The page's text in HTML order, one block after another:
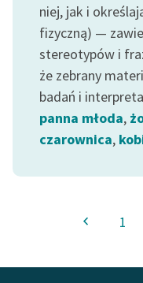
niej, jak i
fizyczną) —
stereotypów i
że zebrany
badań i
panna młoda,
czarownica,
1